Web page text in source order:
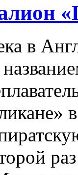
в